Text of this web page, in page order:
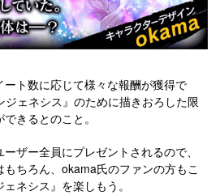
ト数に応じて様々な報酬が獲得で
ジェネシス』のために描きおろした限
きるとのこと。
ザー全員にプレゼントされるので、
ちろん、okama氏のファンの方もこ
ネシス』を楽しもう。